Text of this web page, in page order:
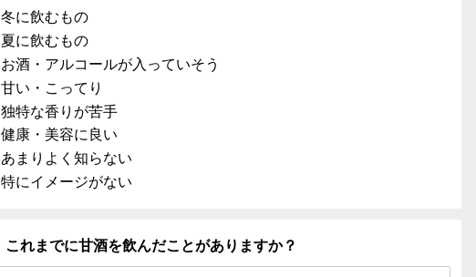
冬に飲むもの
夏に飲むもの
お酒・アルコールが入っていそう
甘い・こってり
独特な香りが苦手
健康・美容に良い
あまりよく知らない
特にイメージがない
これまでに甘酒を飲んだことがありますか？